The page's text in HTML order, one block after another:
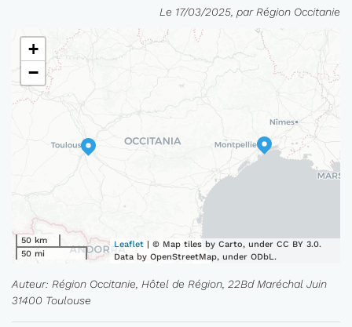
Le 17/03/2025, par Région Occitanie
+
−
50 km
50 mi
Leaflet | © Map tiles by Carto, under CC BY 3.0.
Data by OpenStreetMap, under ODbL.
Auteur: Région Occitanie, Hôtel de Région, 22Bd Maréchal Juin
31400 Toulouse